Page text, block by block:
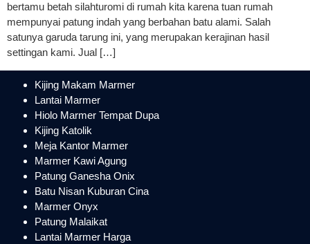
bertamu betah silahturomi di rumah kita karena tuan rumah
mempunyai patung indah yang berbahan batu alami. Salah
satunya garuda tarung ini, yang merupakan kerajinan hasil
settingan kami. Jual […]
Kijing Makam Marmer
Lantai Marmer
Hiolo Marmer Tempat Dupa
Kijing Katolik
Meja Kantor Marmer
Marmer Kawi Agung
Patung Ganesha Onix
Batu Nisan Kuburan Cina
Marmer Onyx
Patung Malaikat
Lantai Marmer Harga